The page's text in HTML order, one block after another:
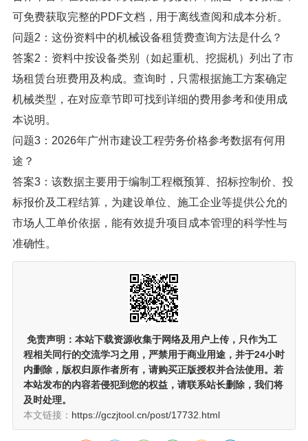
可免费获取完整的PDF文档，用于离线查阅和成本分析。
问题2：这份资料中的机械设备租赁费查询方法是什么？
答案2：资料中按设备类别（如起重机、挖掘机）列出了市
场租赁台班费用及构成。查询时，只需根据施工方案确定
机械类型，在对应章节即可找到详细的费用参考和使用成
本说明。
问题3：2026年广州市建设工程劳务价格参考数据有何用
途？
答案3：该数据主要用于编制工程概预算、招标控制价、投
标报价及工程结算，为建设单位、施工企业等提供公允的
市场人工单价依据，能有效提升项目成本管理的科学性与
准确性。
免责声明： 本站下载资源收集于网络及用户上传， 只作为工
程相关同行的交流学习之用 ，严禁用于商业用途，并于24小时
内删除，版权归原作者所有，请购买正版授权并合法使用。若
本站发布的内容若侵犯到您的权益，请联系站长删除，我们将
及时处理。
本文链接： https://gczjtool.cn/post/17732.html